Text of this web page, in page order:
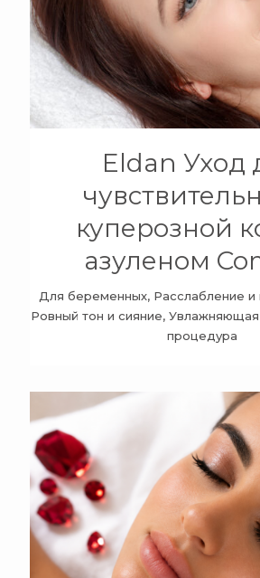
Eldan Уход
куперозной
азуленом
Для беременных, Расслабление и
Ровный тон и сияние,
процедура